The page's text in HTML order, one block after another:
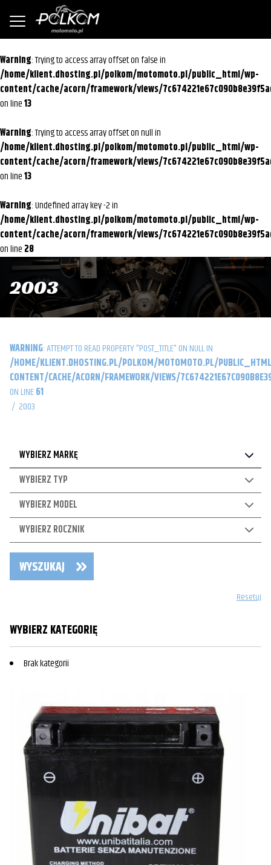
Warning : Trying to access array offset on false in
/home/klient.dhosting.pl/polkom/motomoto.pl/public_html/wp-
content/cache/acorn/framework/views/
on line13
Warning : Trying to access array offset on null in
/home/klient.dhosting.pl/polkom/motomoto.pl/public_html/wp-
content/cache/acorn/framework/views/
on line13
Warning : Undefined array key -2 in
/home/klient.dhosting.pl/polkom/motomoto.pl/public_html/wp-
content/cache/acorn/framework/views/
on line 28
2003
WARNING : ATTEMPT TO READ PROPERTY "POST_TITLE" ON NULL IN
/HOME/KLIENT.DHOSTING.PL/POLKOM/MOTOMOTO.PL/
CONTENT/CACHE/ACORN/FRAMEWORK/VIEWS/
ON LINE61
/ 2003
WYBIERZ MARKĘ
WYBIERZ TYP
WYBIERZ MODEL
WYBIERZ ROCZNIK
WYSZUKAJ
Resetuj
WYBIERZ KATEGORIĘ
Brak kategorii